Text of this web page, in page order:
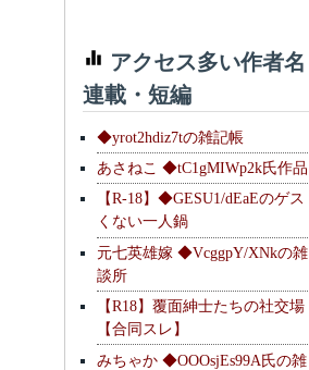
アクセス多い作者名
連載・短編
◆yrot2hdiz7tの雑記帳
あさねこ ◆tC1gMIWp2k氏作品
【R-18】◆GESU1/dEaEのゲス
くない一人鍋
元七英雄嫁 ◆VcggpY/XNkの雑
談所
【R18】覆面紳士たちの社交場
【合同スレ】
みちゃか ◆OOOsjEs99A氏の雑